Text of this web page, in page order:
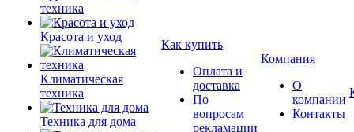
техника
Красота и уход
Климатическая
техника
Техника для дома
Как купить
Оплата и
доставка
По
вопросам
рекламации
Компания
О
компании
Контакты